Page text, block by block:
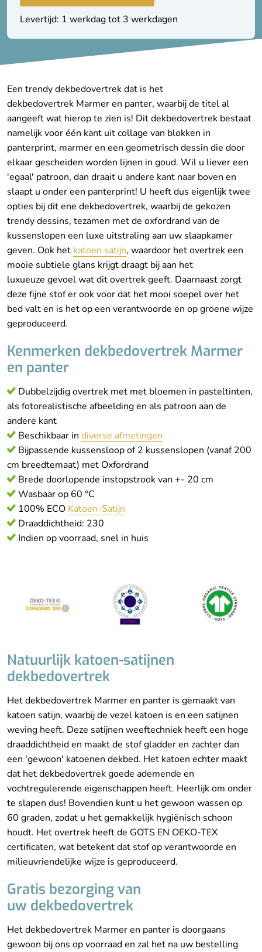
Levertijd: 1 werkdag tot 3 werkdagen
Een trendy dekbedovertrek dat is het
dekbedovertrek Marmer en panter, waarbij de titel al
aangeeft wat hierop te zien is! Dit dekbedovertrek bestaat
namelijk voor één kant uit collage van blokken in
panterprint, marmer en een geometrisch dessin die door
elkaar gescheiden worden lijnen in goud. Wil u liever een
'egaal' patroon, dan draait u andere kant naar boven en
slaapt u onder een panterprint! U heeft dus eigenlijk twee
opties bij dit ene dekbedovertrek, waarbij de gekozen
trendy dessins, tezamen met de oxfordrand van de
kussenslopen een luxe uitstraling aan uw slaapkamer
geven. Ook het katoen satijn, waardoor het overtrek een
mooie subtiele glans krijgt draagt bij aan het
luxueuze gevoel wat dit overtrek geeft. Daarnaast zorgt
deze fijne stof er ook voor dat het mooi soepel over het
bed valt en is het op een verantwoorde en op groene wijze
geproduceerd.
Kenmerken dekbedovertrek Marmer
en panter
Dubbelzijdig overtrek met met bloemen in pasteltinten,
als fotorealistische afbeelding en als patroon aan de
andere kant
Beschikbaar in diverse afmetingen
Bijpassende kussensloop of 2 kussenslopen (vanaf 200
cm breedtemaat) met Oxfordrand
Brede doorlopende instopstrook van +- 20 cm
Wasbaar op 60 °C
100% ECO Katoen-Satijn
Draaddichtheid: 230
Indien op voorraad, snel in huis
Natuurlijk katoen-satijnen
dekbedovertrek
Het dekbedovertrek Marmer en panter is gemaakt van
katoen satijn, waarbij de vezel katoen is en een satijnen
weving heeft. Deze satijnen weeftechniek heeft een hoge
draaddichtheid en maakt de stof gladder en zachter dan
een 'gewoon' katoenen dekbed. Het katoen echter maakt
dat het dekbedovertrek goede ademende en
vochtregulerende eigenschappen heeft. Heerlijk om onder
te slapen dus! Bovendien kunt u het gewoon wassen op
60 graden, zodat u het gemakkelijk hygiënisch schoon
houdt. Het overtrek heeft de GOTS EN OEKO-TEX
certificaten, wat betekent dat stof op verantwoorde en
milieuvriendelijke wijze is geproduceerd.
Gratis bezorging van
uw dekbedovertrek
Het dekbedovertrek Marmer en panter is doorgaans
gewoon bij ons op voorraad en zal het na uw bestelling